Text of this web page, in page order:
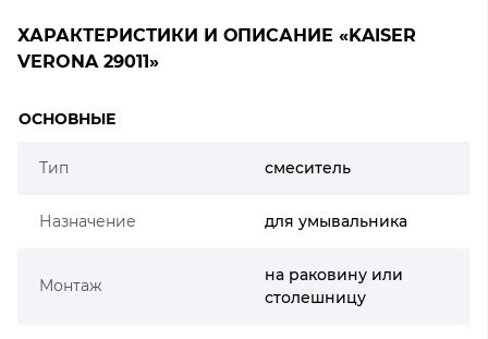
ХАРАКТЕРИСТИКИ И ОПИСАНИЕ «KAISER
VERONA 29011»
ОСНОВНЫЕ
Тип смеситель
Назначение для умывальника
Монтаж
на раковину или
столешницу